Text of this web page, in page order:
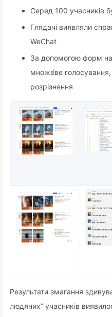
Серед 100 учасників
Глядачі виявляли
WeChat
За допомогою форм
множе́ве
розрізнення
Результати змагання
людяних” учасників